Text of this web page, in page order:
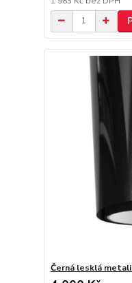
Černá lesklá